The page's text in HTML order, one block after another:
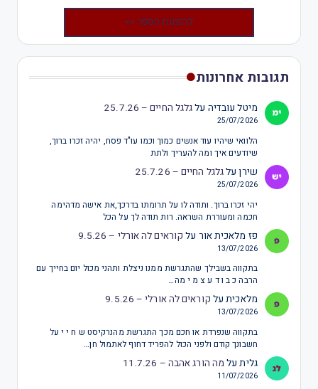
להזמנת הספר >>
תגובות אחרונות
מיטל עובדיה עלגלגל החיים – 25.7.26
25/07/2026
הלוואי שיהיו עוד אנשים כמוך וכמו עו"ד פסח, יהיה זכרו ברוך,
שיודעים איך ומה להעריך ולתת
שירןעלגלגל החיים – 25.7.26
25/07/2026
יהי זכרו ברוך. ותודה לו על תרומתו בדרכך,את אישה מדהימה
חכמה ומעוררת השראה. רות תודה לך על הכל
פז מלאכית אור על קוראים לה אורלי – 9.5.26
13/07/2026
בתקווה בשבילך שהתגרשת ממנו ניצלת ותהני מכול יום בחייך עם
הרבה כ ב ו ד ע צ מ י מה…
מלאכיתעל קוראים לה אורלי – 9.5.26
13/07/2026
בתקווה שנפרדת או חכם מכך התגרשת מהנרקיסט ש ח י י על
חשבונך קודם ולפני הכול להפריד דחוף לאתמול חן…
גליתעל מה הורג אהבה – 11.7.26
11/07/2026